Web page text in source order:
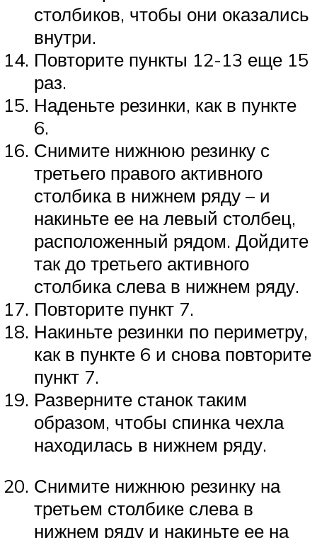
столбиков, чтобы они оказались
внутри.
Повторите пункты 12-13 еще 15
раз.
Наденьте резинки, как в пункте
6.
Снимите нижнюю резинку с
третьего правого активного
столбика в нижнем ряду – и
накиньте ее на левый столбец,
расположенный рядом. Дойдите
так до третьего активного
столбика слева в нижнем ряду.
Повторите пункт 7.
Накиньте резинки по периметру,
как в пункте 6 и снова повторите
пункт 7.
Разверните станок таким
образом, чтобы спинка чехла
находилась в нижнем ряду.
Снимите нижнюю резинку на
третьем столбике слева в
нижнем ряду и накиньте ее на